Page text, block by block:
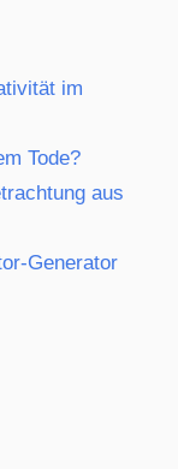
im
Tode?
aus
Generator